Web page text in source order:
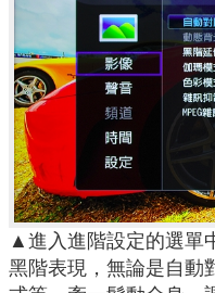
▲進入進階設定的選單
黑階表現，無論是自動